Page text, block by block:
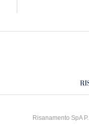
Risanamento SpA